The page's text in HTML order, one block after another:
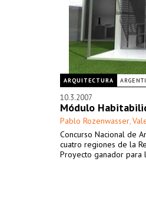
ARQUITECTURA
10.3.2007
Módulo
Pablo Rozenwasser,
Concurso Nacional de
cuatro regiones de la
Proyecto ganador para